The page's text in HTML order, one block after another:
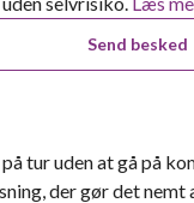
Send besked
tur uden at gå på
der gør det